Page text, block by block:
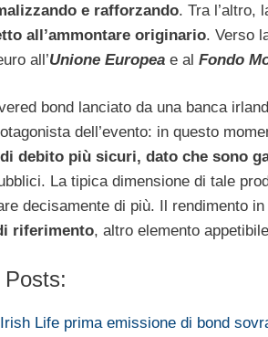
e rafforzando. Tra l’altro,
all’ammontare originario. Verso
all’Unione Europea e al Fondo
bond lanciato da una banca
dell’evento: in questo
debito più sicuri, dato che sono
La tipica dimensione di tale
decisamente di più. Il rendimento
riferimento, altro elemento
Posts:
Life prima emissione di bond